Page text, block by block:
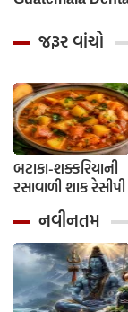
જરૂર વાંચો
બટાકા-શક્કરિયાની
રસાવાળી શાક રેસીપી
નવીનતમ